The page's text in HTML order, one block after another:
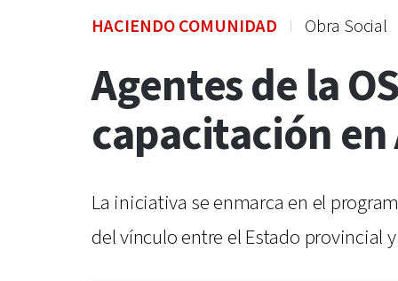
HACIENDO COMUNIDAD Obra Social
Agentes de la
capacitación
La iniciativa se enmarca en el
del vínculo entre el Estado provincial